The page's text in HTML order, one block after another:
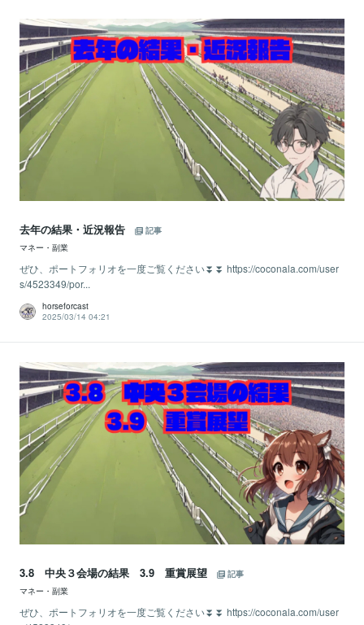
去年の結果・近況報告
記事
マネー・副業
ぜひ、ポートフォリオを一度ご覧ください⏬⏬ https://coconala.com/user
s/4523349/por...
horseforcast
2025/03/14 04:21
3.8 中央３会場の結果 3.9 重賞展望
記事
マネー・副業
ぜひ、ポートフォリオを一度ご覧ください⏬⏬ https://coconala.com/user